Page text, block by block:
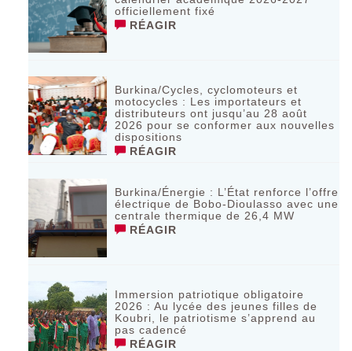
officiellement fixé
RÉAGIR
Burkina/Cycles, cyclomoteurs et
motocycles : Les importateurs et
distributeurs ont jusqu’au 28 août
2026 pour se conformer aux nouvelles
dispositions
RÉAGIR
Burkina/Énergie : L’État renforce l’offre
électrique de Bobo-Dioulasso avec une
centrale thermique de 26,4 MW
RÉAGIR
Immersion patriotique obligatoire
2026 : Au lycée des jeunes filles de
Koubri, le patriotisme s’apprend au
pas cadencé
RÉAGIR